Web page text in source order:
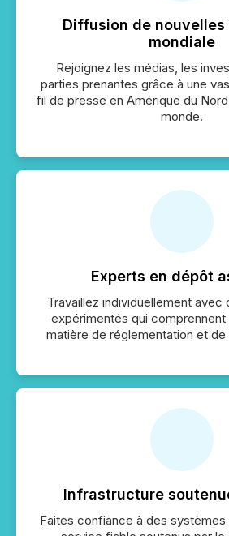
Diffusion de nouvelles
mondiale
Rejoignez les médias, les
parties prenantes grâce à une
fil de presse en Amérique du
monde.
Experts en dépôt
Travaillez individuellement avec
expérimentés qui
matière de réglementation et
Infrastructure
Faites confiance à des systèmes